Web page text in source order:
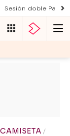
Sesión doble